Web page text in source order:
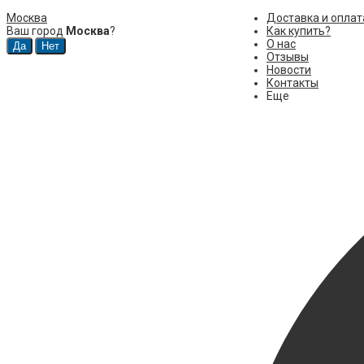
Москва
Ваш город Москва?
Доставка и
Как купить?
О нас
Отзывы
Новости
Контакты
Еще